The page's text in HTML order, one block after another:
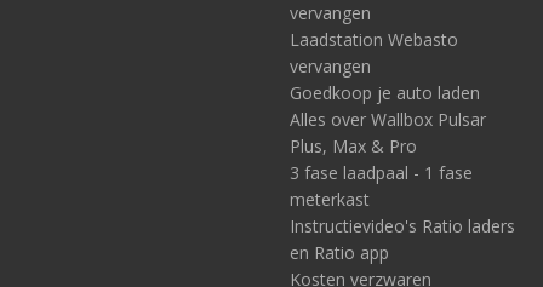
vervangen
Laadstation Webasto
vervangen
Goedkoop je auto laden
Alles over Wallbox Pulsar
Plus, Max & Pro
3 fase laadpaal - 1 fase
meterkast
Instructievideo's Ratio laders
en Ratio app
Kosten verzwaren